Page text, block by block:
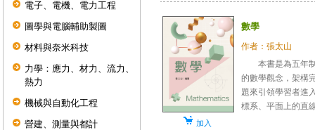
電子、電機、電力工程
圖學與電腦輔助製圖
材料與奈米科技
力學：應力、材力、流力、
熱力
機械與自動化工程
營建、測量與都計
數學
作者：張太山
本書是為五年制
的數學觀念，架構
題來引領學習者
標系、平面上的直
加入